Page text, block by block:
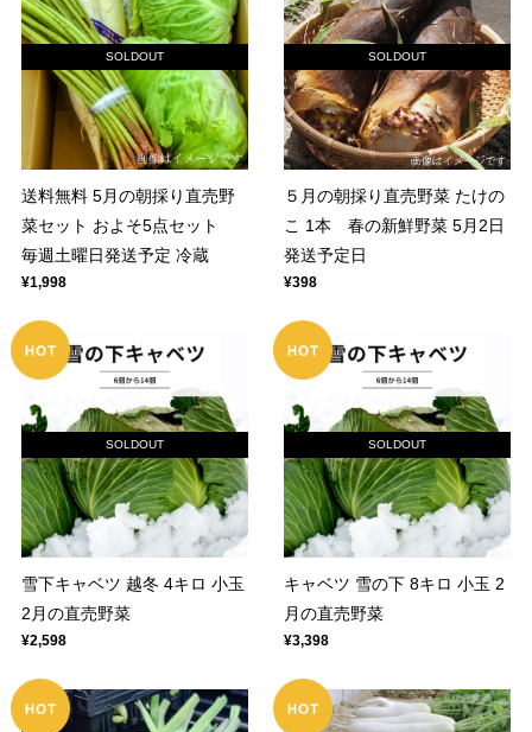
SOLDOUT
送料無料 5月の朝採り直売野
菜セット およそ5点セット
毎週土曜日発送予定 冷蔵
¥1,998
SOLDOUT
５月の朝採り直売野菜 たけの
こ 1本 春の新鮮野菜 5月2日
発送予定日
¥398
SOLDOUT
雪下キャベツ 越冬 4キロ 小玉
2月の直売野菜
¥2,598
SOLDOUT
キャベツ 雪の下 8キロ 小玉 2
月の直売野菜
¥3,398